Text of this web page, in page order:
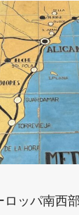
ロッパ南西